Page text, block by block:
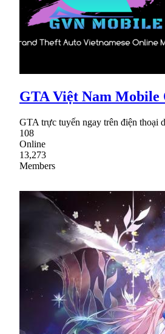
GTA Việt Nam Mobile
GTA trực tuyến ngay trên điện thoại
108
Online
13,273
Members